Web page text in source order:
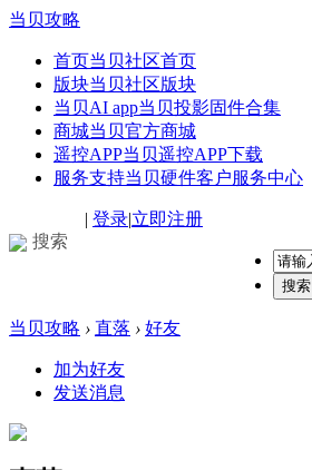
当贝攻略
首页当贝社区首页
版块当贝社区版块
当贝AI app当贝投影固件合集
商城当贝官方商城
遥控APP当贝遥控APP下载
服务支持当贝硬件客户服务中心
搜索
| 登录|立即注册
搜索
当贝攻略 › 直落 › 好友
加为好友
发送消息